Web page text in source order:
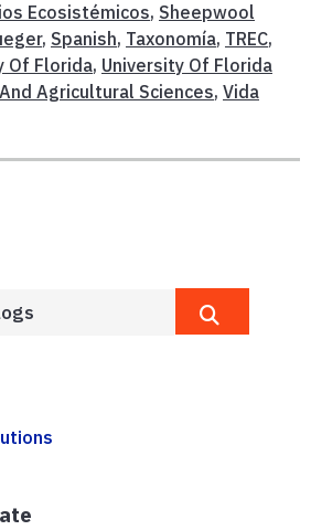
Ecosistémicos, Sheepwool
, Spanish, Taxonomía, TREC,
Of Florida, University Of Florida
Agricultural Sciences, Vida